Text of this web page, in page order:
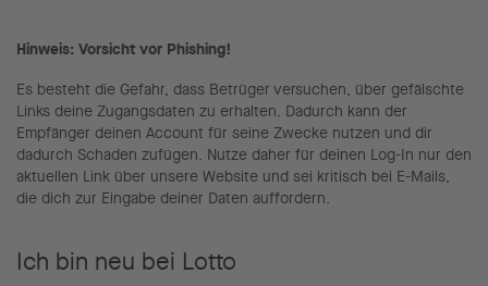
Hinweis: Vorsicht vor Phishing!
Es besteht die Gefahr, dass Betrüger versuchen, über gefälschte
Links deine Zugangsdaten zu erhalten. Dadurch kann der
Empfänger deinen Account für seine Zwecke nutzen und dir
dadurch Schaden zufügen. Nutze daher für deinen Log-In nur den
aktuellen Link über unsere Website und sei kritisch bei E-Mails,
die dich zur Eingabe deiner Daten auffordern.
Ich bin neu bei Lotto